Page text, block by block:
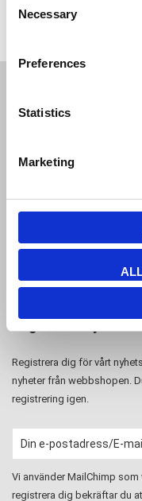
Selection
Necessary
Preferences
Statistics
Marketing
Registrera dig för vårt
nyheter från webbshopen.
registrering igen.
Vi använder MailChimp
registrera dig bekräftar du